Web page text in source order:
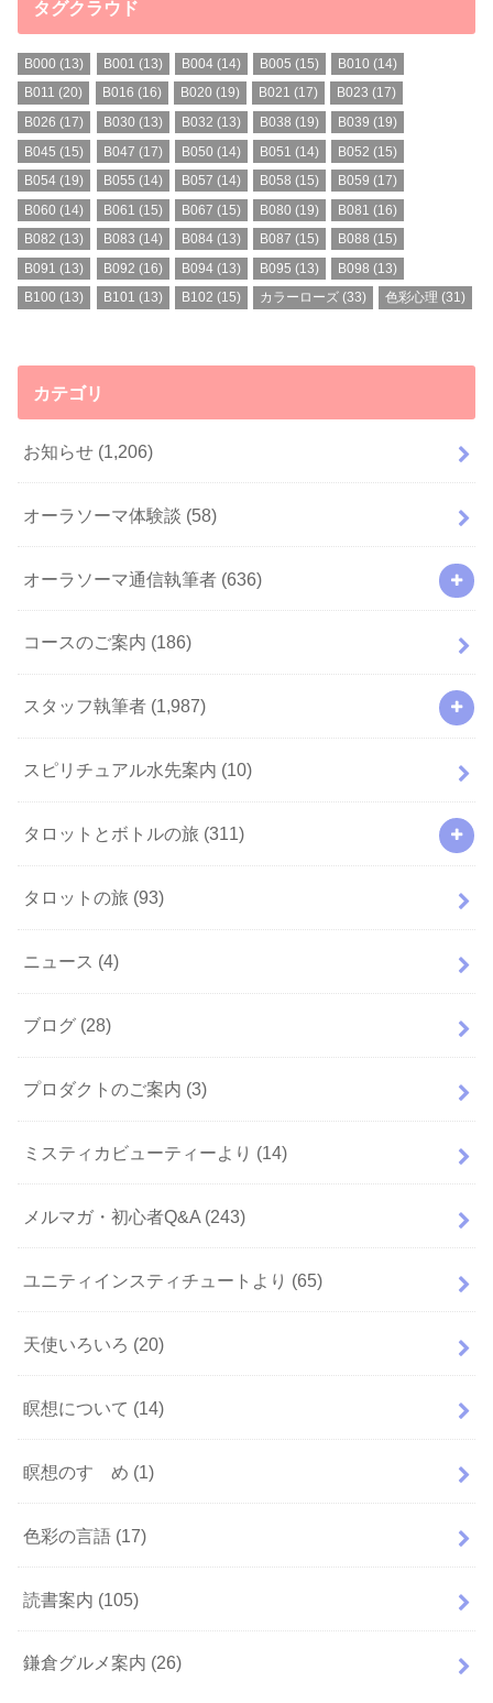
タグクラウド
B000 (13) B001 (13) B004(14) B005 (15) B010 (14)
B011 (20) B016 (16) B020 (19) B021 (17) B023 (17)
B026 (17) B030 (13) B032 (13) B038 (19) B039 (19)
B045 (15) B047 (17) B050 (14) B051 (14) B052 (15)
B054 (19) B055 (14) B057 (14) B058 (15) B059 (17)
B060 (14) B061 (15) B067 (15) B080 (19) B081 (16)
B082 (13) B083 (14) B084(13) B087 (15) B088 (15)
B091 (13) B092 (16) B094(13) B095 (13) B098 (13)
B100 (13) B101 (13) B102 (15) カラーローズ (33) 色彩心理 (31)
カテゴリ
お知らせ (1,206)
オーラソーマ体験談 (58)
オーラソーマ通信執筆者 (636)
コースのご案内 (186)
スタッフ執筆者 (1,987)
スピリチュアル水先案内 (10)
タロットとボトルの旅 (311)
タロットの旅 (93)
ニュース (4)
ブログ (28)
プロダクトのご案内 (3)
ミスティカビューティーより (14)
メルマガ・初心者Q&A (243)
ユニティインスティチュートより (65)
天使いろいろ (20)
瞑想について (14)
瞑想のすゝめ (1)
色彩の言語 (17)
読書案内 (105)
鎌倉グルメ案内 (26)